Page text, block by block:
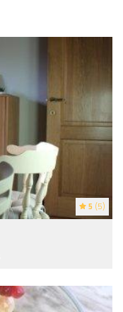
5 (5)